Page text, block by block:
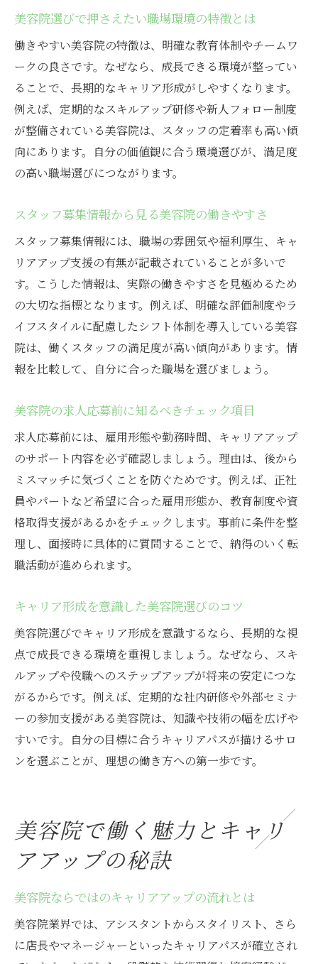
正社員採用がもたらすキャリアパスの広が
り
美容院正社員が実感するやりがいと成果
美容院で働く正社員の成長事例を紹介
美容師免許なしで挑戦できる仕事の範囲
美容院で免許なしで可能なアシスタント業
務
容
美容師免許がなくても挑戦できる職種の魅
力
美容院でのアシスタント業務の実際を解説
免許なし応募時に注意したいポイント
キャリアパスにつながる美容院の仕事体験
大阪市北区で選ぶ美容院の職場環境とは
美容院スタッフ目線の快適な職場環境の条
働きやすい美容院を見極めるポイント
スタッフ同士の関係性が良い美容院の特徴
美容院の福利厚生やサポート体制の重要性
長く働ける美容院を選ぶための視点
美容院での職場雰囲気を知るための方法
給料相場から見る美容師の転職ポイント
美容院スタッフの給料相場を徹底解説
い
美容院の働き方別・給料アップのポイント
年収アップを目指す美容師のための情報収
集
給料相場から見る美容院選びの基準
美容院スタッフが知るべき収入のポイント
美容院スタッフ募集情報を賢く活用する方法
美容院選びで重視したい応募条件のポイン
求人サイト活用術と情報収集のコツ
美容院スタッフ募集を比較する際の視点
応募後の面接で確認したい項目
理想のキャリアへつながる美容院の選び方
美容院選びで押さえたい職場環境の特徴とは
働きやすい美容院の特徴は、明確な教育体制やチームワ
ークの良さです。なぜなら、成長できる環境が整ってい
ることで、長期的なキャリア形成がしやすくなります。
例えば、定期的なスキルアップ研修や新人フォロー制度
が整備されている美容院は、スタッフの定着率も高い傾
向にあります。自分の価値観に合う環境選びが、満足度
の高い職場選びにつながります。
スタッフ募集情報から見る美容院の働きやすさ
スタッフ募集情報には、職場の雰囲気や福利厚生、キャ
リアアップ支援の有無が記載されていることが多いで
す。こうした情報は、実際の働きやすさを見極めるため
の大切な指標となります。例えば、明確な評価制度やラ
イフスタイルに配慮したシフト体制を導入している美容
院は、働くスタッフの満足度が高い傾向があります。情
報を比較して、自分に合った職場を選びましょう。
美容院の求人応募前に知るべきチェック項目
求人応募前には、雇用形態や勤務時間、キャリアアップ
のサポート内容を必ず確認しましょう。理由は、後から
ミスマッチに気づくことを防ぐためです。例えば、正社
員やパートなど希望に合った雇用形態か、教育制度や資
格取得支援があるかをチェックします。事前に条件を整
理し、面接時に具体的に質問することで、納得のいく転
職活動が進められます。
キャリア形成を意識した美容院選びのコツ
美容院選びでキャリア形成を意識するなら、長期的な視
点で成長できる環境を重視しましょう。なぜなら、スキ
ルアップや役職へのステップアップが将来の安定につな
がるからです。例えば、定期的な社内研修や外部セミナ
ーの参加支援がある美容院は、知識や技術の幅を広げや
すいです。自分の目標に合うキャリアパスが描けるサロ
ンを選ぶことが、理想の働き方への第一歩です。
美容院で働く魅力とキャリ
アアップの秘訣
美容院ならではのキャリアアップの流れとは
美容院業界では、アシスタントからスタイリスト、さら
に店長やマネージャーといったキャリアパスが確立され